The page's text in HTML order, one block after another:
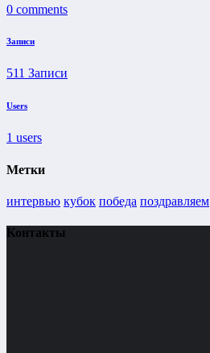
0 comments
Записи
511 Записи
Users
1 users
Метки
интервью кубок победа поздравляем
Контакты